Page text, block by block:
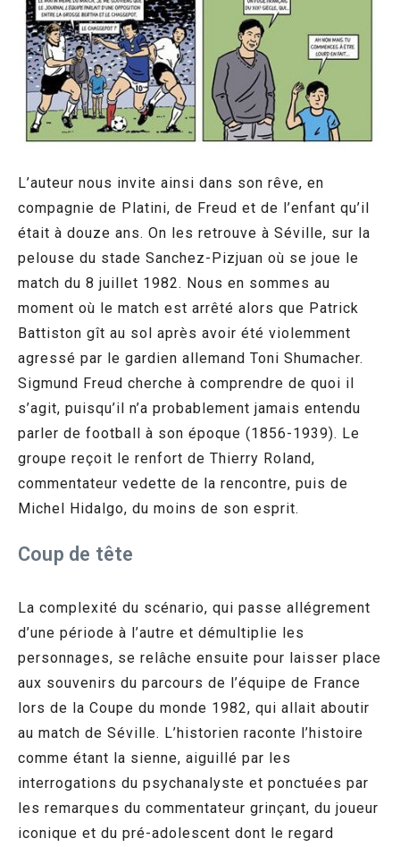
L’auteur nous invite ainsi dans son rêve, en
compagnie de Platini, de Freud et de l’enfant qu’il
était à douze ans. On les retrouve à Séville, sur la
pelouse du stade Sanchez-Pizjuan où se joue le
match du 8 juillet 1982. Nous en sommes au
moment où le match est arrêté alors que Patrick
Battiston gît au sol après avoir été violemment
agressé par le gardien allemand Toni Shumacher.
Sigmund Freud cherche à comprendre de quoi il
s’agit, puisqu’il n’a probablement jamais entendu
parler de football à son époque (1856-1939). Le
groupe reçoit le renfort de Thierry Roland,
commentateur vedette de la rencontre, puis de
Michel Hidalgo, du moins de son esprit.
Coup de tête
La complexité du scénario, qui passe allégrement
d’une période à l’autre et démultiplie les
personnages, se relâche ensuite pour laisser place
aux souvenirs du parcours de l’équipe de France
lors de la Coupe du monde 1982, qui allait aboutir
au match de Séville. L’historien raconte l’histoire
comme étant la sienne, aiguillé par les
interrogations du psychanalyste et ponctuées par
les remarques du commentateur grinçant, du joueur
iconique et du pré-adolescent dont le regard